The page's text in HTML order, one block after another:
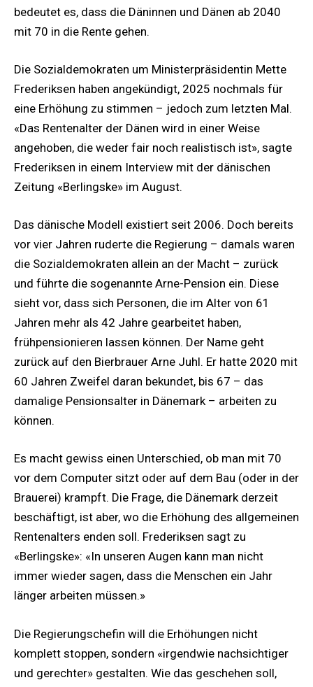
bedeutet es, dass die Däninnen und Dänen ab 2040
mit 70 in die Rente gehen.
Die Sozialdemokraten um Ministerpräsidentin Mette
Frederiksen haben angekündigt, 2025 nochmals für
eine Erhöhung zu stimmen – jedoch zum letzten Mal.
«Das Rentenalter der Dänen wird in einer Weise
angehoben, die weder fair noch realistisch ist», sagte
Frederiksen in einem Interview mit der dänischen
Zeitung «Berlingske» im August.
Das dänische Modell existiert seit 2006. Doch bereits
vor vier Jahren ruderte die Regierung – damals waren
die Sozialdemokraten allein an der Macht – zurück
und führte die sogenannte Arne-Pension ein. Diese
sieht vor, dass sich Personen, die im Alter von 61
Jahren mehr als 42 Jahre gearbeitet haben,
frühpensionieren lassen können. Der Name geht
zurück auf den Bierbrauer Arne Juhl. Er hatte 2020 mit
60 Jahren Zweifel daran bekundet, bis 67 – das
damalige Pensionsalter in Dänemark – arbeiten zu
können.
Es macht gewiss einen Unterschied, ob man mit 70
vor dem Computer sitzt oder auf dem Bau (oder in der
Brauerei) krampft. Die Frage, die Dänemark derzeit
beschäftigt, ist aber, wo die Erhöhung des allgemeinen
Rentenalters enden soll. Frederiksen sagt zu
«Berlingske»: «In unseren Augen kann man nicht
immer wieder sagen, dass die Menschen ein Jahr
länger arbeiten müssen.»
Die Regierungschefin will die Erhöhungen nicht
komplett stoppen, sondern «irgendwie nachsichtiger
und gerechter» gestalten. Wie das geschehen soll,